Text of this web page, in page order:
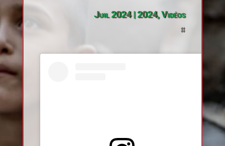
Juil 2024|2024,Vidéos
#